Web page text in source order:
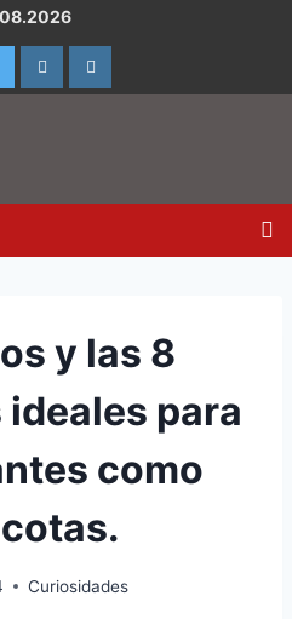
y las 8
para
como
Curiosidades